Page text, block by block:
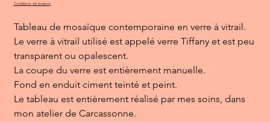
Conditions de livraison
Tableau de mosaïque contemporaine en verre à vitrail.
Le verre à vitrail utilisé est appelé verre Tiffany et est peu
transparent ou opalescent.
La coupe du verre est entièrement manuelle.
Fond en enduit ciment teinté et peint.
Le tableau est entièrement réalisé par mes soins, dans
mon atelier de Carcassonne.